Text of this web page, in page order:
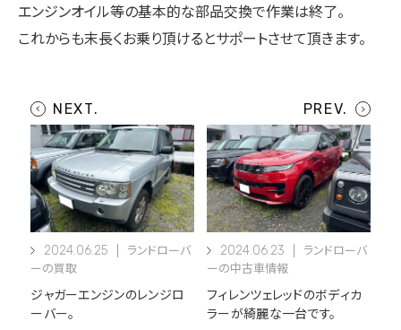
エンジンオイル等の基本的な部品交換で作業は終了。
これからも末長くお乗り頂けるとサポートさせて頂きます。
2024.06.25
ランドローバ
ーの買取
ジャガーエンジンのレンジロ
ーバー。
2024.06.23
ランドローバ
ーの中古車情報
フィレンツェレッドのボディカ
ラーが綺麗な一台です。